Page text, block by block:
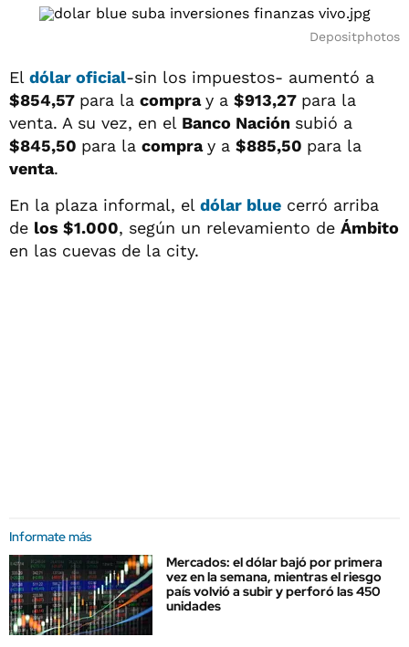
Depositphotos
El dólar oficial-sin los impuestos- aumentó a
$854,57 para la compray a $913,27 para la
venta. A su vez, en el Banco Nación subió a
$845,50 para la compray a $885,50 para la
venta.
En la plaza informal, el dólar blue cerró arriba
de los $1.000, según un relevamiento de Ámbito
en las cuevas de la city.
Informate más
Mercados: el dólar bajó por primera
vez en la semana, mientras el riesgo
país volvió a subir y perforó las 450
unidades